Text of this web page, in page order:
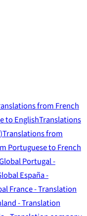
from French
to EnglishTranslations
Translations from
Portuguese to French
Portugal -
España -
France - Translation
- Translation